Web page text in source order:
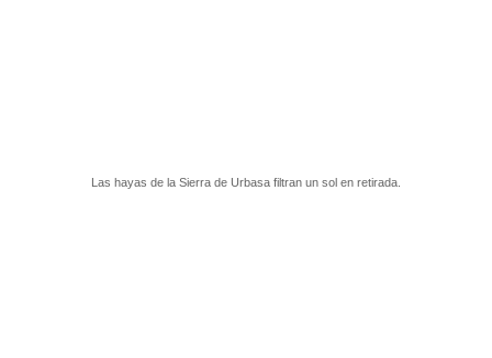
Las hayas de la Sierra de Urbasa filtran un sol en retirada.